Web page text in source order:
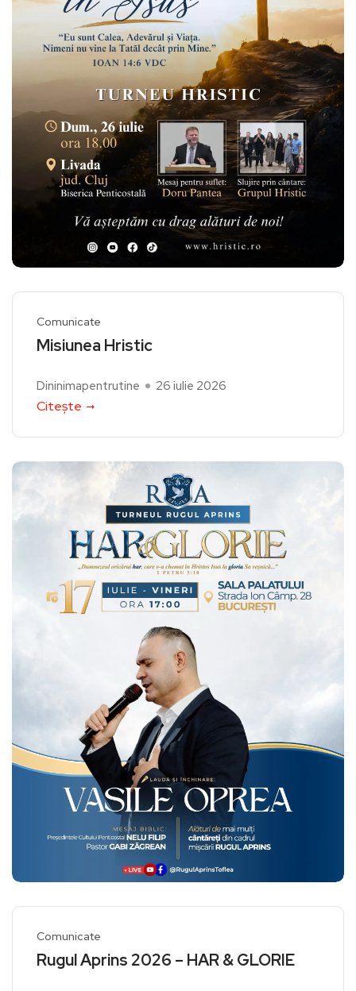
Comunicate
Misiunea Hristic
Dininimapentrutine 26 iulie 2026
Citește
Comunicate
Rugul Aprins 2026 – HAR & GLORIE